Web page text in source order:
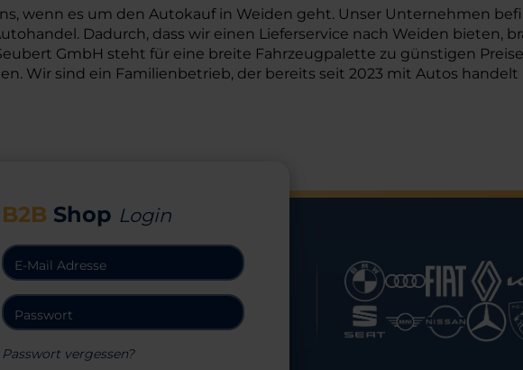
wenn es um den Autokauf in Weiden geht. Unser Unternehmen
Dadurch, dass wir einen Lieferservice nach Weiden bieten,
GmbH steht für eine breite Fahrzeugpalette zu günstigen
Wir sind ein Familienbetrieb, der bereits seit 2023 mit Autos
B2B Shop Login
Passwort vergessen?